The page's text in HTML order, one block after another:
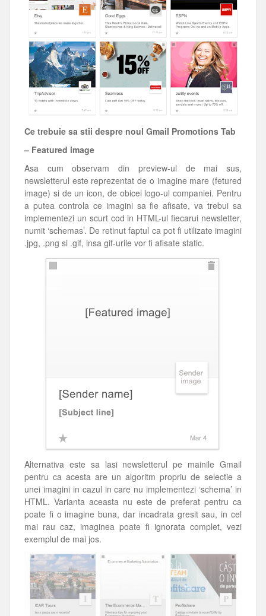
Ce trebuie sa stii despre noul Gmail Promotions Tab
– Featured image
Asa cum observam din preview-ul de mai sus,
newsletterul este reprezentat de o imagine mare (fetured
image) si de un icon, de obicei logo-ul companiei. Pentru
a putea controla ce imagini sa fie afisate, va trebui sa
implementezi un scurt cod in HTML-ul fiecarui newsletter,
numit ‘schemas’. De retinut faptul ca pot fi utilizate imagini
.jpg, .png si .gif, insa gif-urile vor fi afisate static.
Alternativa este sa lasi newsletterul pe mainile Gmail
pentru ca acesta are un algoritm propriu de selectie a
unei imagini in cazul in care nu implementezi ‘schema’ in
HTML. Varianta aceasta nu este de preferat pentru ca
poate fi o imagine buna, dar incadrata gresit sau, in cel
mai rau caz, imaginea poate fi ignorata complet, vezi
exemplul de mai jos.